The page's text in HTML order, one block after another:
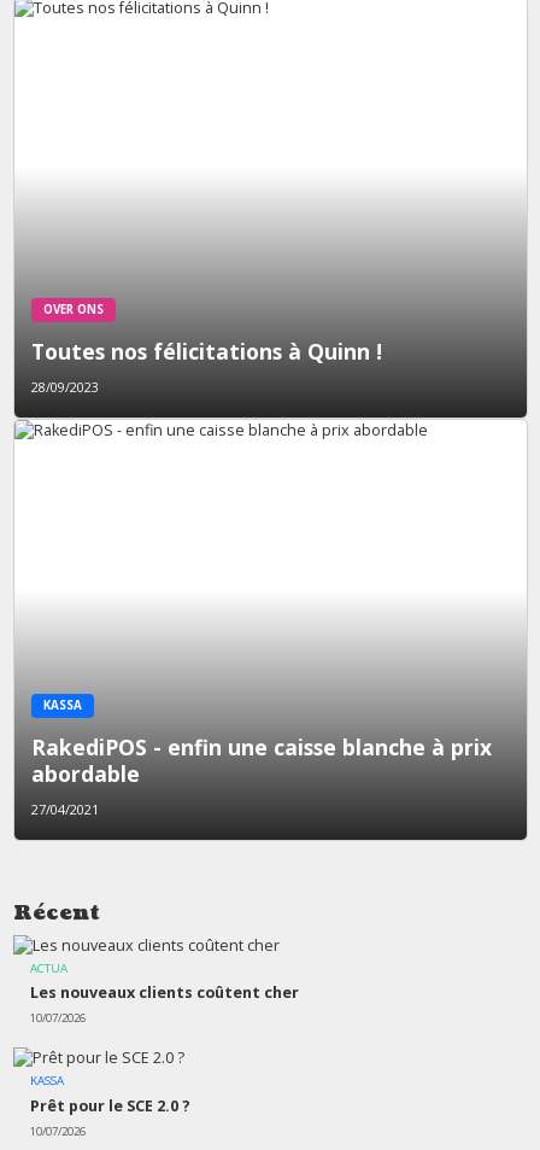
OVER ONS
Toutes nos félicitations à Quinn !
28/09/2023
KASSA
RakediPOS - enfin une caisse blanche à prix
abordable
27/04/2021
Récent
ACTUA
Les nouveaux clients coûtent cher
10/07/2026
KASSA
Prêt pour le SCE 2.0 ?
10/07/2026